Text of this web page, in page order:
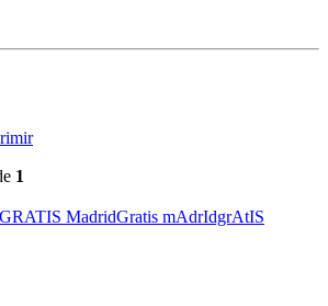
1
MadridGratis mAdrIdgrAtIS